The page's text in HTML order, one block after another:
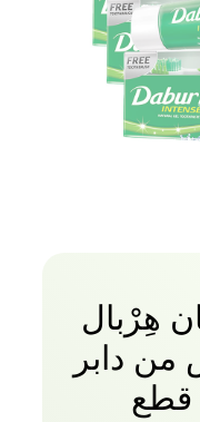
هِرْبال
دابر